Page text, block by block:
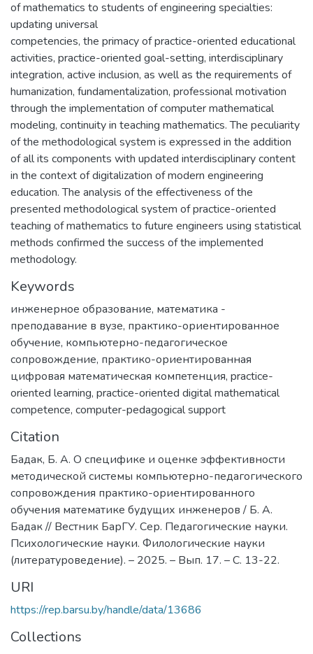
of mathematics to students of engineering specialties:
updating universal
competencies, the primacy of practice-oriented educational
activities, practice-oriented goal-setting, interdisciplinary
integration, active inclusion, as well as the requirements of
humanization, fundamentalization, professional motivation
through the implementation of computer mathematical
modeling, continuity in teaching mathematics. The peculiarity
of the methodological system is expressed in the addition
of all its components with updated interdisciplinary content
in the context of digitalization of modern engineering
education. The analysis of the effectiveness of the
presented methodological system of practice-oriented
teaching of mathematics to future engineers using statistical
methods confirmed the success of the implemented
methodology.
Keywords
инженерное образование, математика -
преподавание в вузе, практико-ориентированное
обучение, компьютерно-педагогическое
сопровождение, практико-ориентированная
цифровая математическая компетенция, practice-
oriented learning, practice-oriented digital mathematical
competence, computer-pedagogical support
Citation
Бадак, Б. А. О специфике и оценке эффективности
методической системы компьютерно-педагогического
сопровождения практико-ориентированного
обучения математике будущих инженеров / Б. А.
Бадак // Вестник БарГУ. Сер. Педагогические науки.
Психологические науки. Филологические науки
(литературоведение). – 2025. – Вып. 17. – С. 13-22.
URI
https://rep.barsu.by/handle/data/13686
Collections